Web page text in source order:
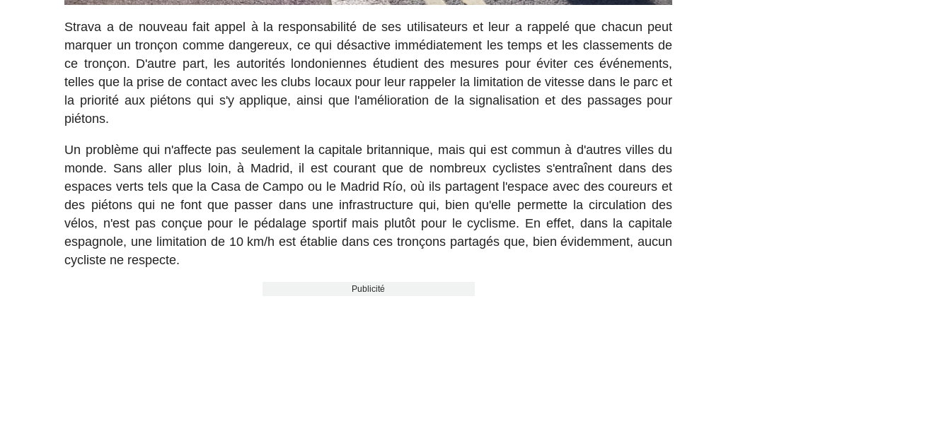
Strava a de nouveau fait appel à la responsabilité de ses utilisateurs et leur a rappelé que chacun peut
marquer un tronçon comme dangereux, ce qui désactive immédiatement les temps et les classements de
ce tronçon. D'autre part, les autorités londoniennes étudient des mesures pour éviter ces événements,
telles que la prise de contact avec les clubs locaux pour leur rappeler la limitation de vitesse dans le parc et
la priorité aux piétons qui s'y applique, ainsi que l'amélioration de la signalisation et des passages pour
piétons.
Un problème qui n'affecte pas seulement la capitale britannique, mais qui est commun à d'autres villes du
monde. Sans aller plus loin, à Madrid, il est courant que de nombreux cyclistes s'entraînent dans des
espaces verts tels que la Casa de Campo ou le Madrid Río, où ils partagent l'espace avec des coureurs et
des piétons qui ne font que passer dans une infrastructure qui, bien qu'elle permette la circulation des
vélos, n'est pas conçue pour le pédalage sportif mais plutôt pour le cyclisme. En effet, dans la capitale
espagnole, une limitation de 10 km/h est établie dans ces tronçons partagés que, bien évidemment, aucun
cycliste ne respecte.
Publicité